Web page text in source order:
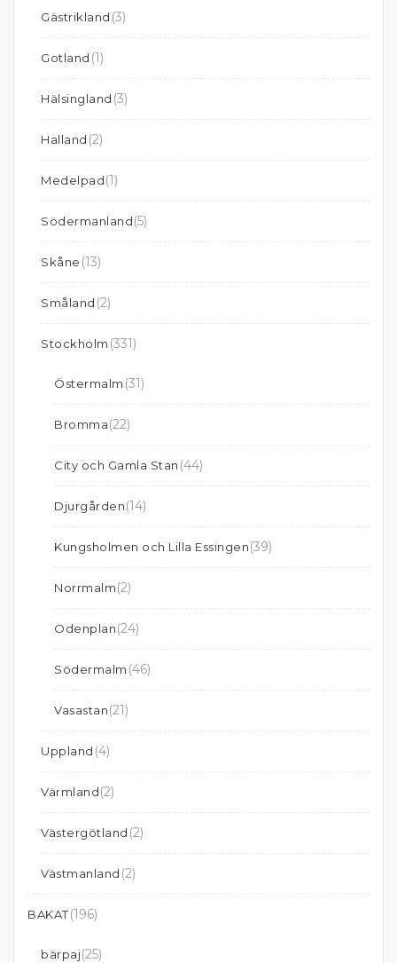
Gästrikland (3)
Gotland (1)
Hälsingland (3)
Halland (2)
Medelpad(1)
Södermanland(5)
Skåne (13)
Småland (2)
Stockholm (331)
Östermalm (31)
Bromma(22)
City och Gamla Stan (44)
Djurgården(14)
Kungsholmen och Lilla Essingen(39)
Norrmalm(2)
Odenplan(24)
Södermalm (46)
Vasastan(21)
Uppland (4)
Värmland(2)
Västergötland (2)
Västmanland (2)
BAKAT(196)
bärpaj(25)